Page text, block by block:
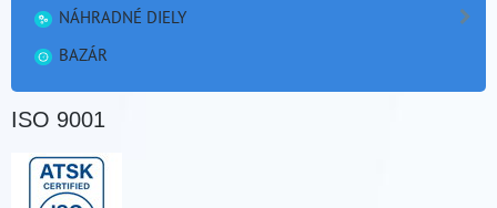
NÁHRADNÉ DIELY
BAZÁR
ISO 9001